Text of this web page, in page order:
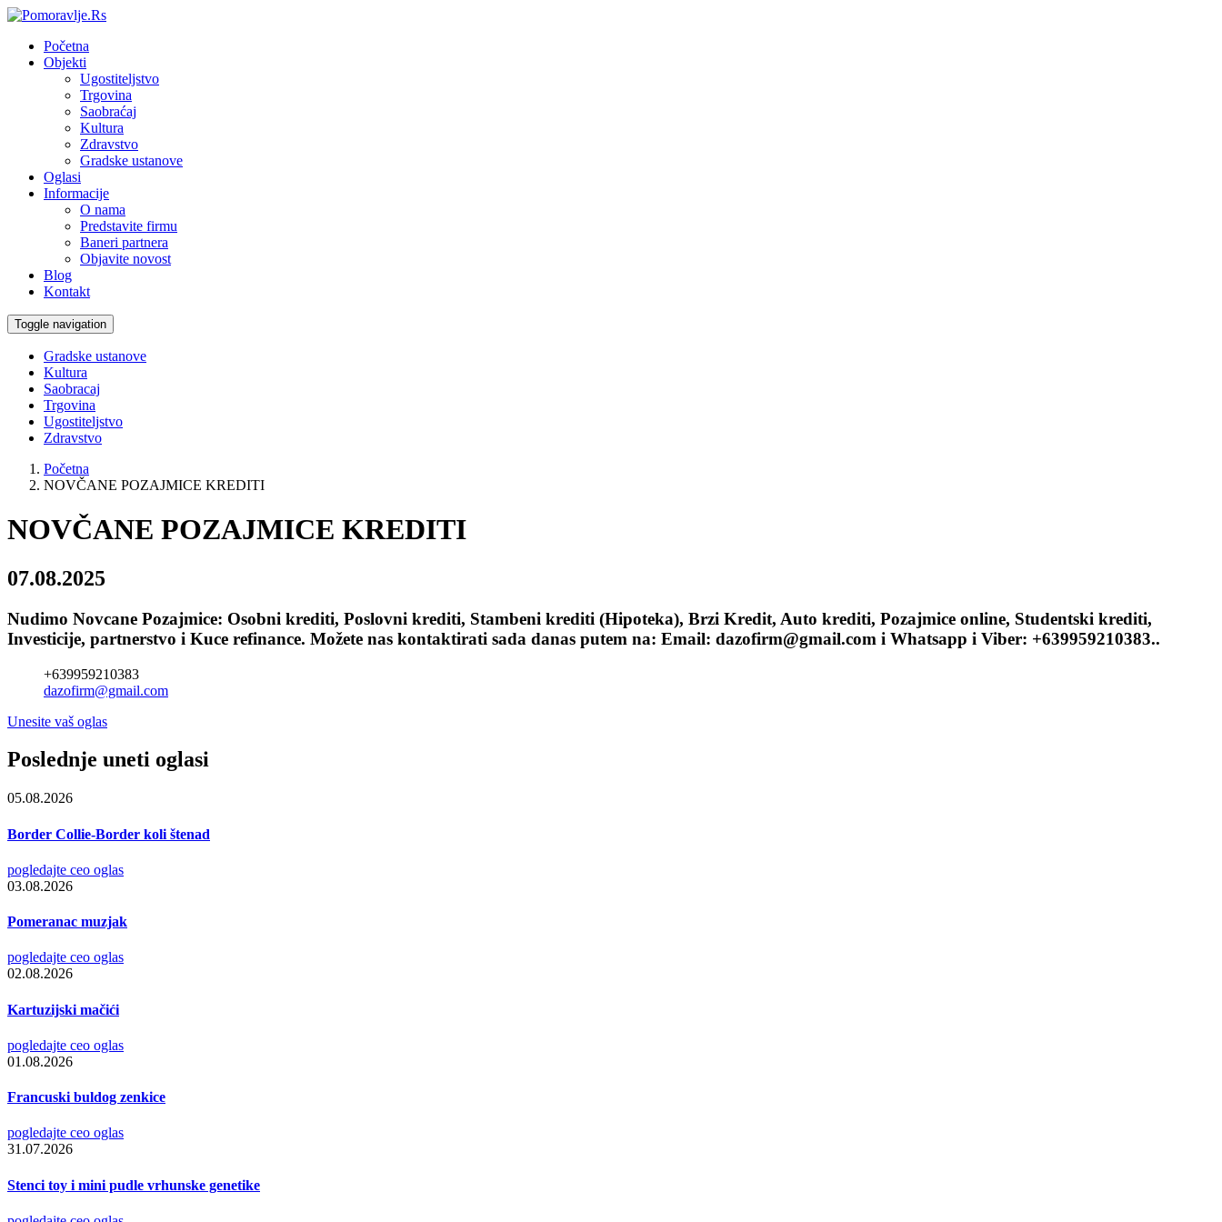
Početna
Objekti
Ugostiteljstvo
Trgovina
Saobraćaj
Kultura
Zdravstvo
Gradske ustanove
Oglasi
Informacije
O nama
Predstavite firmu
Baneri partnera
Objavite novost
Blog
Kontakt
Toggle navigation
Gradske ustanove
Kultura
Saobracaj
Trgovina
Ugostiteljstvo
Zdravstvo
Početna
NOVČANE POZAJMICE KREDITI
NOVČANE POZAJMICE KREDITI
07.08.2025
Nudimo Novcane Pozajmice: Osobni krediti, Poslovni krediti, Stambeni krediti (Hipoteka), Brzi Kredit, Auto krediti, Pozajmice online, Studentski krediti,
Investicije, partnerstvo i Kuce refinance. Možete nas kontaktirati sada danas putem na: Email: dazofirm@gmail.com i Whatsapp i Viber: +639959210383..
+639959210383
dazofirm@gmail.com
Unesite vaš oglas
Poslednje uneti oglasi
05.08.2026
Border Collie-Border koli štenad
pogledajte ceo oglas
03.08.2026
Pomeranac muzjak
pogledajte ceo oglas
02.08.2026
Kartuzijski mačići
pogledajte ceo oglas
01.08.2026
Francuski buldog zenkice
pogledajte ceo oglas
31.07.2026
Stenci toy i mini pudle vrhunske genetike